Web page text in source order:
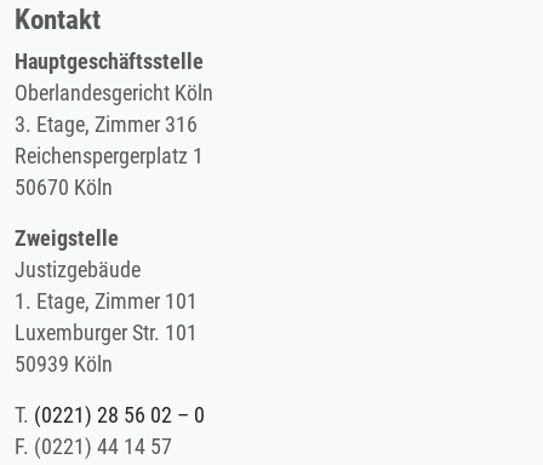
Kontakt
Hauptgeschäftsstelle
Oberlandesgericht Köln
3. Etage, Zimmer 316
Reichenspergerplatz 1
50670 Köln
Zweigstelle
Justizgebäude
1. Etage, Zimmer 101
Luxemburger Str. 101
50939 Köln
T. (0221) 28 56 02 – 0
F. (0221) 44 14 57